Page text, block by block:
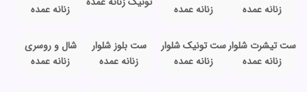
زنانه عمده
زنانه عمده
زنانه عمده
ست تیشرت شلوار
زنانه عمده
ست تونیک شلوار
زنانه عمده
ست بلوز شلوار
زنانه عمده
شال و روسری
زنانه عمده